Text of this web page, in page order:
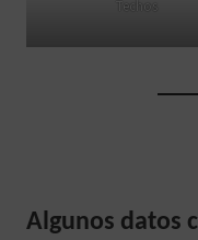
Techos
Algunos datos